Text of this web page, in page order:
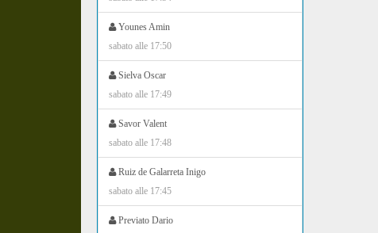
Younes Amin
sabato alle 17:50
Sielva Oscar
sabato alle 17:49
Savor Valent
sabato alle 17:48
Ruiz de Galarreta Inigo
sabato alle 17:45
Previato Dario